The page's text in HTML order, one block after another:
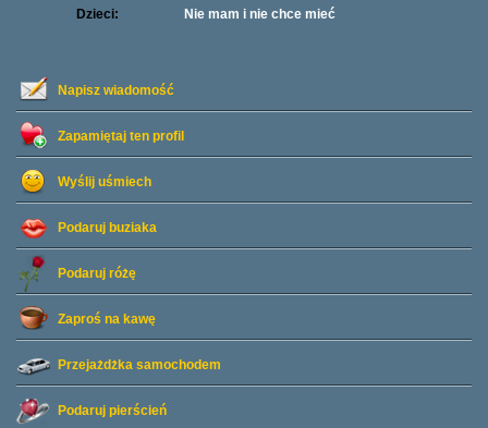
Napisz wiadomość
Zapamiętaj ten profil
Wyślij uśmiech
Podaruj buziaka
Podaruj różę
Zaproś na kawę
Przejażdżka samochodem
Podaruj pierścień
Dzieci:
Nie mam i nie chce mieć